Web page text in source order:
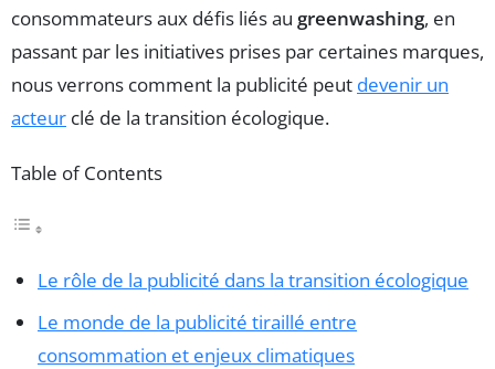
consommateurs aux défis liés au greenwashing, en
passant par les initiatives prises par certaines marques,
nous verrons comment la publicité peut devenir un
acteur clé de la transition écologique.
Table of Contents
Le rôle de la publicité dans la transition écologique
Le monde de la publicité tiraillé entre
consommation et enjeux climatiques